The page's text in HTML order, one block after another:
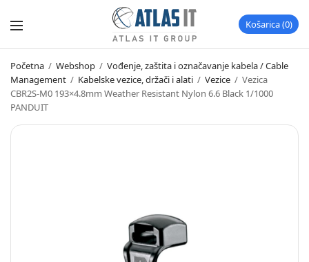
Košarica 0
Početna / Webshop / Vođenje, zaštita i označavanje kabela / Cable
Management / Kabelske vezice, držači i alati / Vezice / Vezica
CBR2S-M0 193×4.8mm Weather Resistant Nylon 6.6 Black 1/1000
PANDUIT